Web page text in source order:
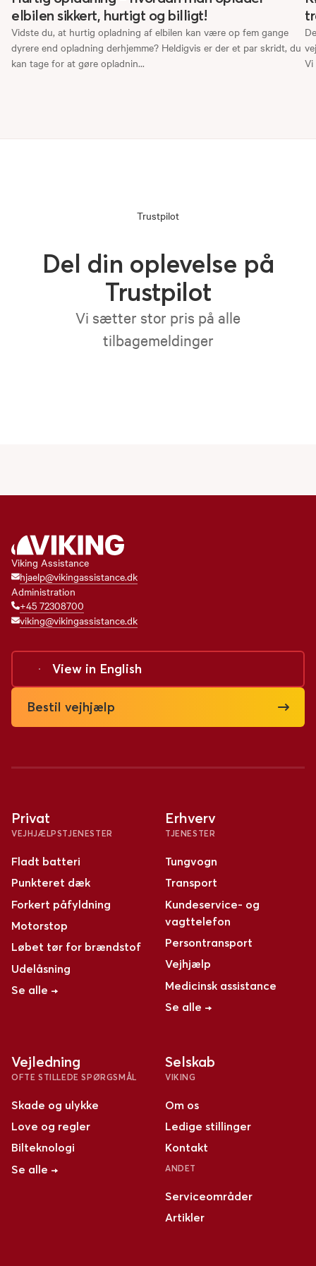
elbilen sikkert, hurtigt og billigt!
Vidste du, at hurtig opladning af elbilen kan være op fem gange
dyrere end opladning derhjemme? Heldigvis er der et par skridt, du
kan tage for at gøre opladnin...
Vi
Trustpilot
Del din oplevelse på
Trustpilot
Vi sætter stor pris på alle
tilbagemeldinger
Viking Assistance
hjaelp@vikingassistance.dk
Administration
+45 72308700
viking@vikingassistance.dk
View in English
Bestil vejhjælp
Privat
VEJHJÆLPSTJENESTER
Fladt batteri
Punkteret dæk
Forkert påfyldning
Motorstop
Løbet tør for brændstof
Udelåsning
Se alle →
Erhverv
TJENESTER
Tungvogn
Transport
Kundeservice- og
vagttelefon
Persontransport
Vejhjælp
Medicinsk assistance
Se alle →
Vejledning
OFTE STILLEDE SPØRGSMÅL
Skade og ulykke
Love og regler
Bilteknologi
Se alle →
Selskab
VIKING
Om os
Ledige stillinger
Kontakt
ANDET
Serviceområder
Artikler